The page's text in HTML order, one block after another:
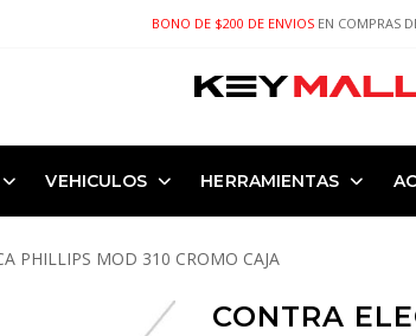
BONO DE $200 DE ENVIOS EN COMPRAS
VEHICULOS HERRAMIENTAS
PHILLIPS MOD 310 CROMO CAJA
CONTRA